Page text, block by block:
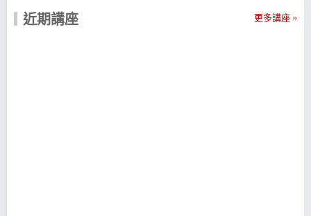
要靠1~2招來穩定獲利是有難度的， 必須學會全方面
近期講座 更多講座